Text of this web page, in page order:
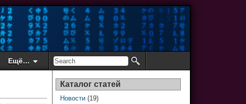
Ещё…
Каталог статей
Новости (19)